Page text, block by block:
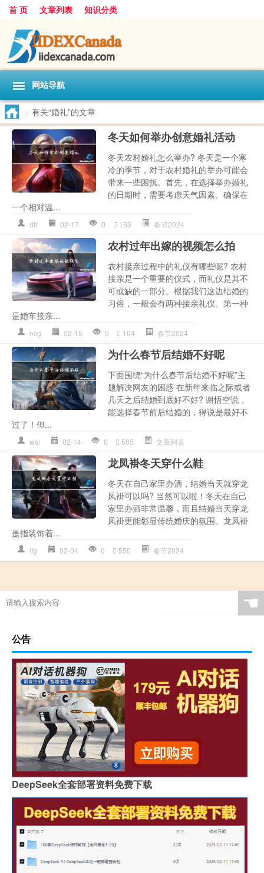
首 页 文章列表 知识分类
网站导航
> 有关“婚礼”的文章
冬天如何举办创意婚礼活动
冬天农村婚礼怎么举办? 冬天是一个寒
冷的季节，对于农村婚礼的举办可能会
带来一些困扰。首先，在选择举办婚礼
的日期时，需要考虑天气因素。确保在
一个相对温...
dtr 02-17 0 153 春节2024
农村过年出嫁的视频怎么拍
农村接亲过程中的礼仪有哪些呢? 农村
接亲是一个重要的仪式，而礼仪是其不
可或缺的一部分。根据我们这边结婚的
习俗，一般会有两种接亲礼仪。第一种
是婚车接亲...
ncg 02-15 0 104 春节2024
为什么春节后结婚不好呢
下面围绕“为什么春节后结婚不好呢”主
题解决网友的困惑 在新年来临之际或者
几天之后结婚到底好不好? 谢悟空说，
能选择春节前后结婚的，得说是最好不
过了！但...
wsl 02-14 0 595 文章列表
龙凤褂冬天穿什么鞋
冬天在自己家里办酒，结婚当天就穿龙
凤褂可以吗? 当然可以啦！冬天在自己
家里办酒非常温馨，而且结婚当天穿龙
凤褂更能彰显传统婚庆的氛围。龙凤褂
是指装饰着...
lfg 02-04 0 550 春节2024
☚
公告
DeepSeek全套部署资料免费下载